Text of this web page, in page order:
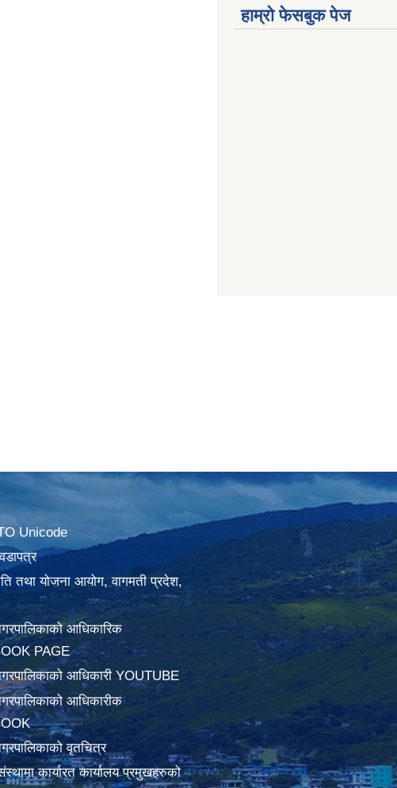
हाम्रो फेसबुक पेज
Unicode
तथा योजना आयोग, वागमती प्रदेश,
आधिकारिक
PAGE
आधिकारी YOUTUBE
आधिकारीक
वृतचित्र
कार्यारत कार्यालय प्रमुखहरुको